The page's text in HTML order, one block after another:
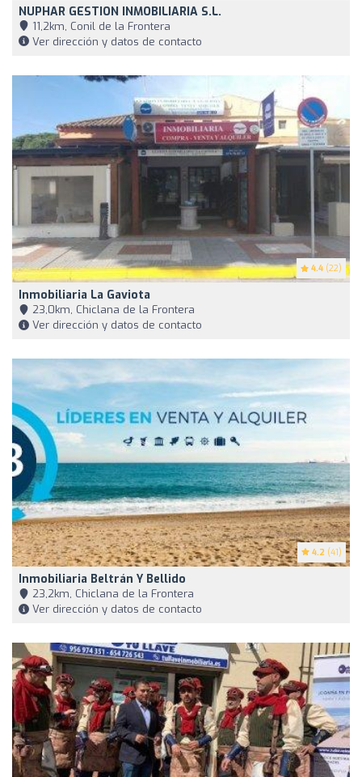
NUPHAR GESTION INMOBILIARIA S.L.
11,2km, Conil de la Frontera
Ver dirección y datos de contacto
4.4 (22)
Inmobiliaria La Gaviota
23,0km, Chiclana de la Frontera
Ver dirección y datos de contacto
4.2 (41)
Inmobiliaria Beltrán Y Bellido
23,2km, Chiclana de la Frontera
Ver dirección y datos de contacto